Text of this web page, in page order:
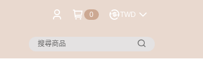
0 TWD